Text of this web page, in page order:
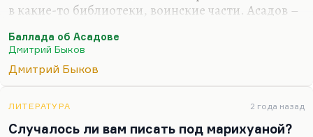
в какие-то библиотеки, воинские части. Асадов –
для советского нижнего этажа среднего класса.
Этим людям нужна своя поэзия. Это поэтическая
поп-культура, не лишенная ни морали, ни
находок. Безусловно, это важный человек.
Понимаете, в Советском Союзе была довольно
Баллада об Асадове
Дмитрий Быков
Дмитрий Быков
ЛИТЕРАТУРА 2 года назад
Случалось ли вам писать под марихуаной?